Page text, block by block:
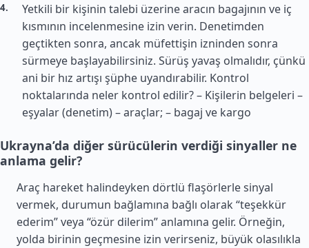
Yetkili bir kişinin talebi üzerine aracın bagajının ve iç
kısmının incelenmesine izin verin. Denetimden
geçtikten sonra, ancak müfettişin izninden sonra
sürmeye başlayabilirsiniz. Sürüş yavaş olmalıdır, çünkü
ani bir hız artışı şüphe uyandırabilir. Kontrol
noktalarında neler kontrol edilir? – Kişilerin belgeleri –
eşyalar (denetim) – araçlar; – bagaj ve kargo
Ukrayna’da diğer sürücülerin verdiği sinyaller ne
anlama gelir?
Araç hareket halindeyken dörtlü flaşörlerle sinyal
vermek, durumun bağlamına bağlı olarak “teşekkür
ederim” veya “özür dilerim” anlamına gelir. Örneğin,
yolda birinin geçmesine izin verirseniz, büyük olasılıkla